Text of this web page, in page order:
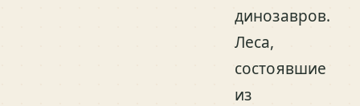
динозавров.
Леса,
состоявшие
из